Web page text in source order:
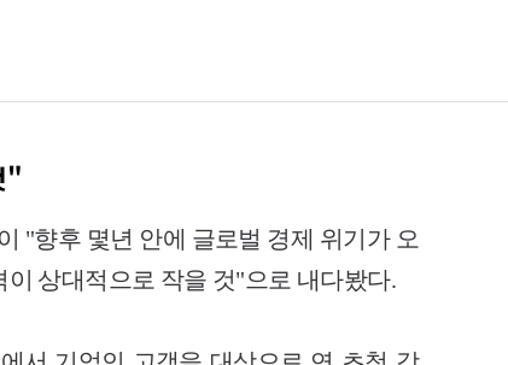
"
"향후 몇년 안에 글로벌 경제 위기가 오
상대적으로 작을 것"으로 내다봤다.